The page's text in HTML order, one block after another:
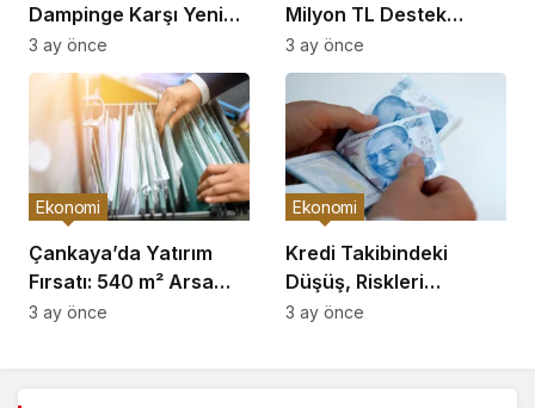
Dampinge Karşı Yeni
Önlemler!
3 ay önce
Milyon TL Destek
Açıklaması
3 ay önce
Çankaya’da Yatırım
Fırsatı: 540 m² Arsa
Satışı
Ekonomi
3 ay önce
Kredi Takibindeki
Düşüş, Riskleri
Artırıyor!
Ekonomi
3 ay önce